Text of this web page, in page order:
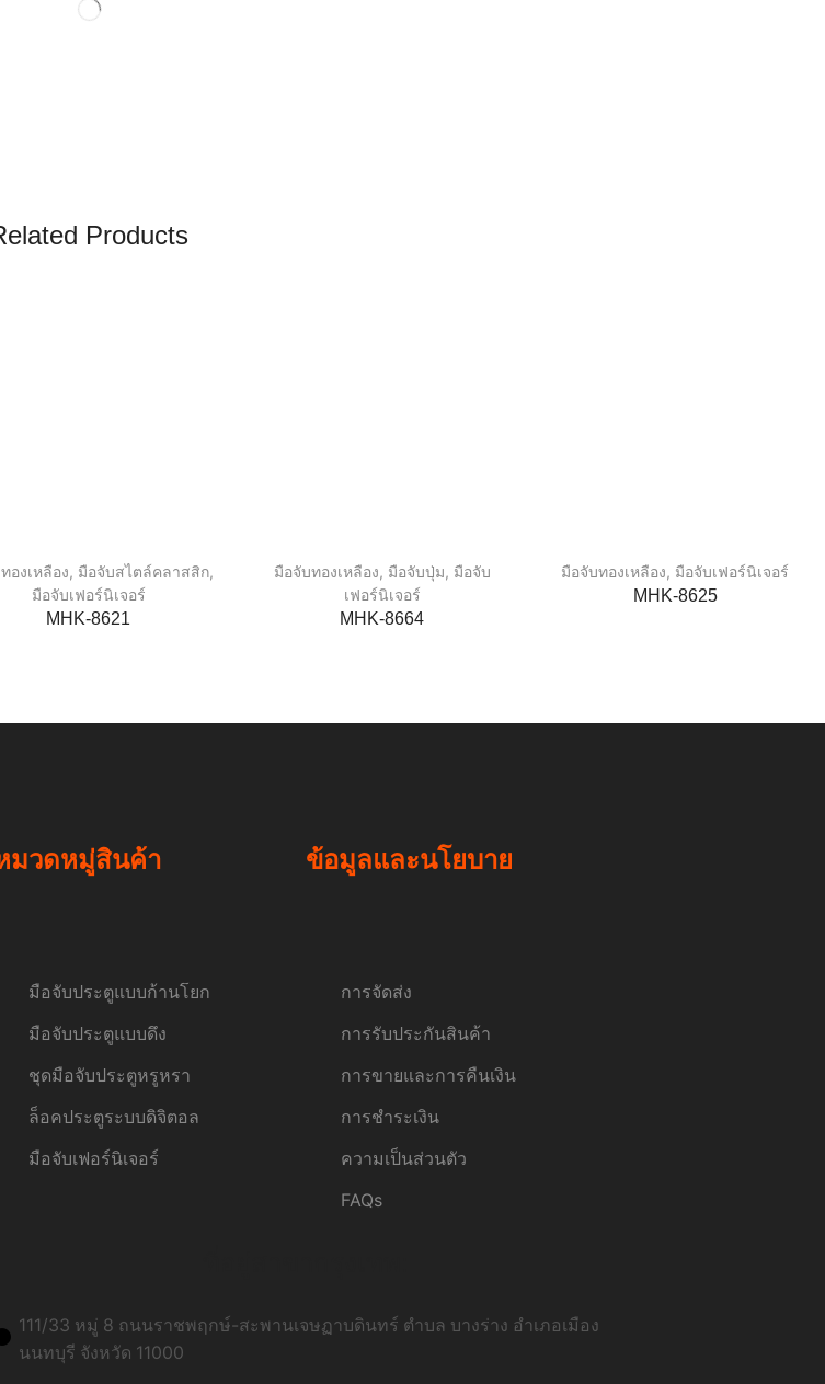
Products
องเหลือง, มือจับสไตล์คลาสสิก,
มือจับเฟอร์นิเจอร์
MHK-8621
มือจับทองเหลือง, มือจับปุ่ม, มือจับ
เฟอร์นิเจอร์
MHK-8664
มือจับทองเหลือง, มือจับเฟอร์นิเจอร์
MHK-8625
มวดหมู่สินค้า
มือจับประตูแบบก้านโยก
มือจับประตูแบบดึง
ชุดมือจับประตูหรูหรา
ล็อคประตูระบบดิจิตอล
มือจับเฟอร์นิเจอร์
ข้อมูลและนโยบาย
การจัดส่ง
การรับประกันสินค้า
การขายและการคืนเงิน
การชำระเงิน
ความเป็นส่วนตัว
FAQs
111/33 หมู่ 8 ถนนราชพฤกษ์-สะพานเจษฏาบดินทร์ ตำบล บางร่าง อำเภอเมือง
นนทบุรี จังหวัด 11000